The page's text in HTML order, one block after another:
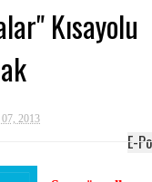
Kısayolu
07, 2013
E-